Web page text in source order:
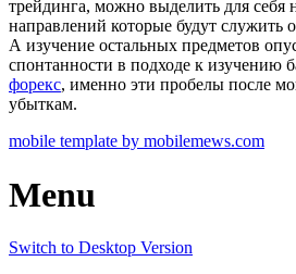
трейдинга, можно выделить для себя
направлений которые будут служить
А изучение остальных предметов
спонтанности в подходе к изучению
форекс, именно эти пробелы после
убыткам.
mobile template by mobilemews.com
Menu
Switch to Desktop Version